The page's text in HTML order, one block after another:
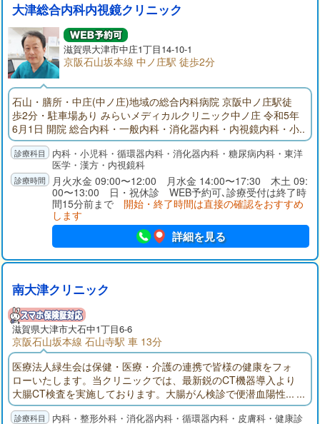
大津総合内科内視鏡クリニック
滋賀県大津市中庄1丁目14-10-1
京阪石山坂本線 中ノ庄駅 徒歩2分
石山・膳所・中庄(中ノ庄)地域の総合内科病院 京阪中ノ庄駅徒
歩2分・駐車場あり みらいメディカルクリニック中ノ庄 令和5年
6月1日 開院 総合内科・一般内科・消化器内科・内視鏡内科・小
児科 (内科に関するご病気は当院へ受診ください) 内視鏡(胃カメ
ラ・大腸カメラ) クリニックにおいて大腸カメラを実施している
病院はとても少ない状況です。 超音波検査(エコー検査：くぶや
お腹の検査がすぐに出来ます)
内科・小児科・循環器内科・消化器内科・糖尿病内科・東洋
医学・漢方・内視鏡科
月火水金 09:00〜12:00 月水金 14:00〜17:30 木土 09:
00〜13:00 日・祝休診 WEB予約可､診療受付は終了時
間15分前まで 開始・終了時間は直接の確認をおすすめ
します
詳細を見る
南大津クリニック
滋賀県大津市大石中1丁目6-6
京阪石山坂本線 石山寺駅 車 13分
医療法人緑生会は保健・医療・介護の連携で皆様の健康をフォ
ローいたします。当クリニックでは、最新鋭のCT機器導入より
大腸CT検査を実施しております。大腸がん検診で便潜血陽性...
でも大腸内視鏡検査は前処置が大変だし痛みがあって怖い...大腸
CTは前処置も軽く痛みもほとんどなく、大腸検査食もご用意し
内科・整形外科・消化器内科・循環器内科・皮膚科・健康診